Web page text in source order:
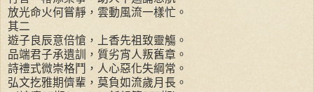
放光命火何嘗靜，雲動風流一樣忙。
其二
遊子良辰意倍愴，上香先祖致靈觴。
品端君子承遺訓，質劣宵人叛舊章。
詩禮式微崇格鬥，人心惡化失綱常。
弘文扢雅期儕輩，莫負如流歲月長。